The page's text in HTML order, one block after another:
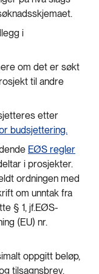
i
om det er søkt
til andre
etter
budsjettering.
EØS regler
i prosjekter.
ordningen med
om unntak fra
§ 1, jf.EØS-
(EU) nr.
oppgitt beløp,
tilsagnsbrev.